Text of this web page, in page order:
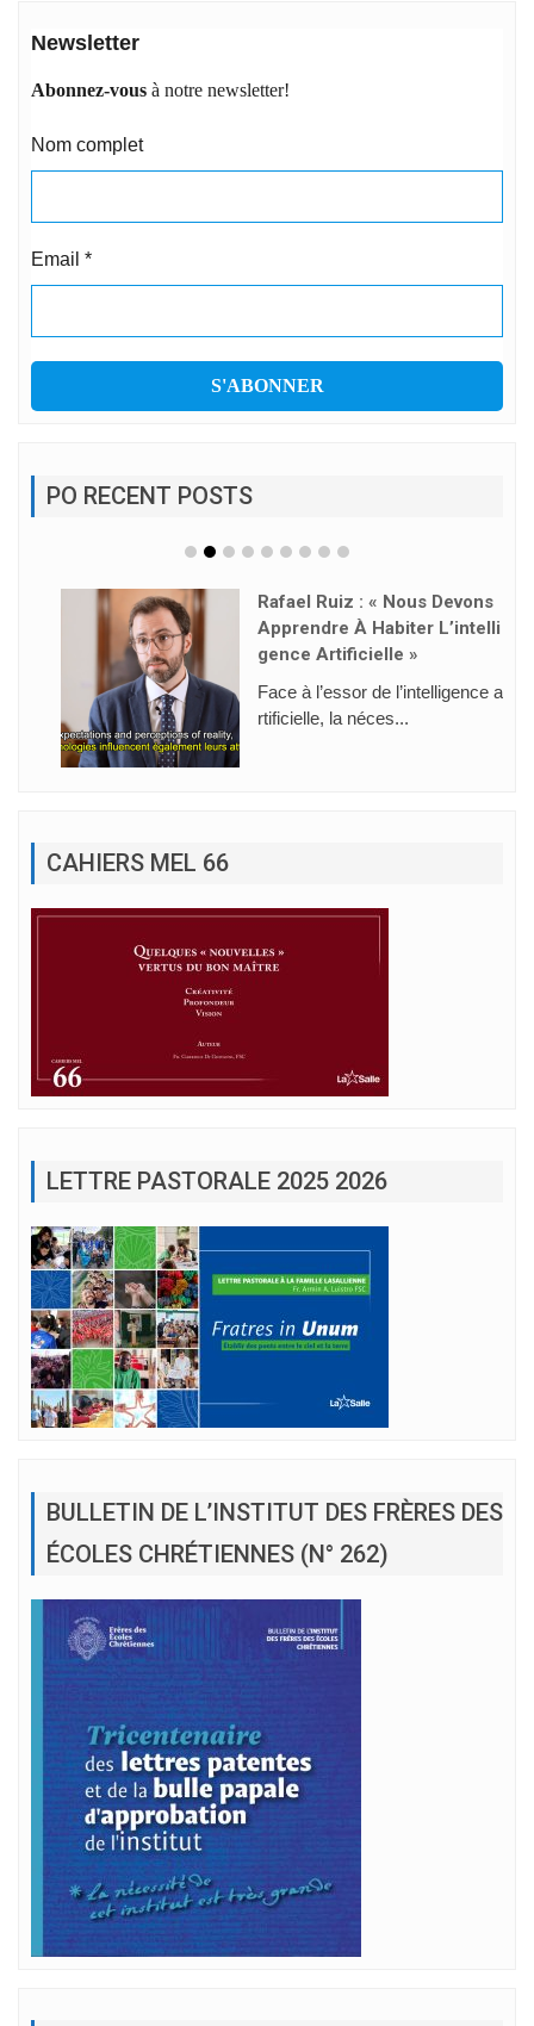
Newsletter
Abonnez-vous à notre newsletter!
Nom complet
Email *
PO RECENT POSTS
Rafael Ruiz : « Nous Devons
Apprendre À Habiter L’intelli
Gence Artificielle »
Face à l’essor de l’intelligence a
rtificielle, la néces...
CAHIERS MEL 66
LETTRE PASTORALE 2025 2026
BULLETIN DE L’INSTITUT DES FRÈRES DES
ÉCOLES CHRÉTIENNES (N° 262)